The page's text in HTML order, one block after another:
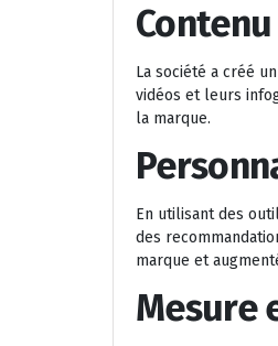
La société a créé
vidéos et leurs
la marque.
En utilisant des
des
marque et
Mesure